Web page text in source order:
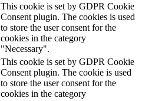
This cookie is set by GDPR Cookie
Consent plugin. The cookies is used
to store the user consent for the
cookies in the category
"Necessary".
This cookie is set by GDPR Cookie
Consent plugin. The cookie is used
to store the user consent for the
cookies in the category